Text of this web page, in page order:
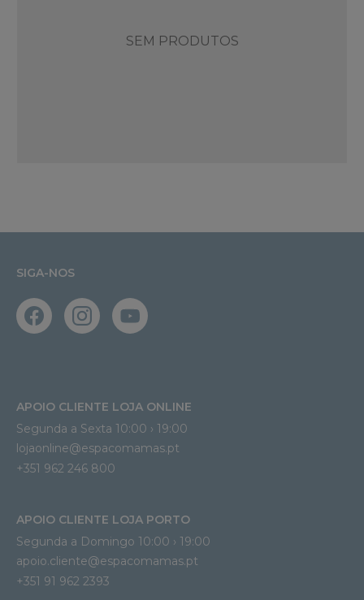
SEM PRODUTOS
SIGA-NOS
APOIO CLIENTE LOJA ONLINE
Segunda a Sexta 10:00 › 19:00
lojaonline@espacomamas.pt
+351 962 246 800
APOIO CLIENTE LOJA PORTO
Segunda a Domingo 10:00 › 19:00
apoio.cliente@espacomamas.pt
+351 91 962 2393